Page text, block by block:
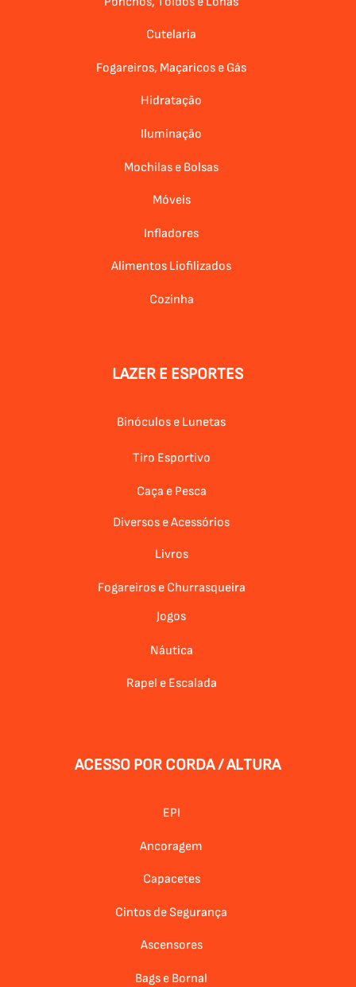
Cutelaria
Fogareiros, Maçaricos e Gás
Hidratação
Iluminação
Mochilas e Bolsas
Móveis
Infladores
Alimentos Liofilizados
Cozinha
LAZER E ESPORTES
Binóculos e Lunetas
Tiro Esportivo
Caça e Pesca
Diversos e Acessórios
Livros
Fogareiros e Churrasqueira
Jogos
Náutica
Rapel e Escalada
ACESSO POR CORDA / ALTURA
EPI
Ancoragem
Capacetes
Cintos de Segurança
Ascensores
Bags e Bornal